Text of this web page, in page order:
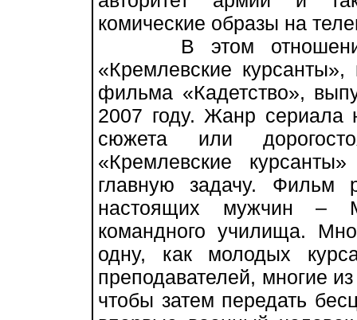
комические образы на
В этом отношении
«Кремлевские
фильма «Кадетство»,
2007 году. Жанр сериала
сюжета или
«Кремлевские
главную задачу. Фильм
настоящих мужчин –
командного училища.
одну, как молодых
преподавателей, многие
чтобы затем передать